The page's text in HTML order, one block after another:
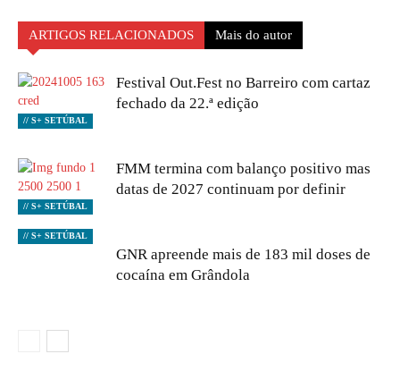
ARTIGOS RELACIONADOS Mais do autor
// S+ SETÚBAL
Festival Out.Fest no Barreiro com cartaz
fechado da 22.ª edição
// S+ SETÚBAL
FMM termina com balanço positivo mas
datas de 2027 continuam por definir
// S+ SETÚBAL
GNR apreende mais de 183 mil doses de
cocaína em Grândola